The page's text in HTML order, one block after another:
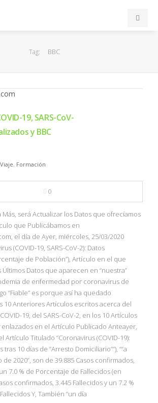
Tag: BBC
19, SARS-CoV-
y BBC
, Formación
0
será Actualizar los Datos que ofrecíamos
que Publicábamos en
el día de Ayer, miércoles, 25/03/2020
(COVID-19, SARS-CoV-2): Datos
de Población”), Artículo en el que
Últimos Datos que aparecen en “nuestra”
de enfermedad por coronavirus de
“Fiable” es porque así ha quedado
10 Anteriores Artículos escritos acerca del
19, del SARS-CoV-2, en los 10 Artículos
en el Artículo Publicado Anteayer,
Artículo Titulado “Coronavirus (COVID-19):
10 días de “Arresto Domiciliario””), ““a
2020”, son de 39.885 Casos confirmados,
7.0 % de Porcentaje de Fallecidos (en
confirmados, 3.445 Fallecidos y un 7.2 %
Y, También “un día